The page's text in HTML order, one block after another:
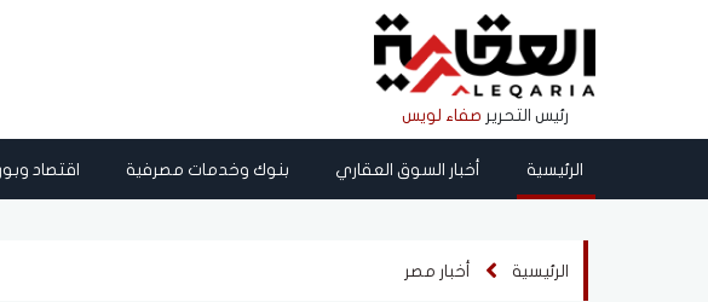
رئيس التحرير صفاء لويس
الرئيسية أخبار السوق العقاري بنوك وخدمات مصرفية اقتصاد
الرئيسية أخبار مصر